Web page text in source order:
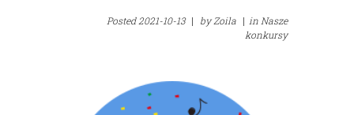
Posted2021-10-13 | byZoila | in Nasze
konkursy